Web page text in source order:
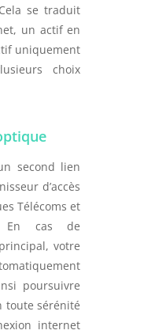
se traduit
un actif en
uniquement
choix
second lien
d’accès
Télécoms et
En cas de
votre
poursuivre
toute sérénité
internet